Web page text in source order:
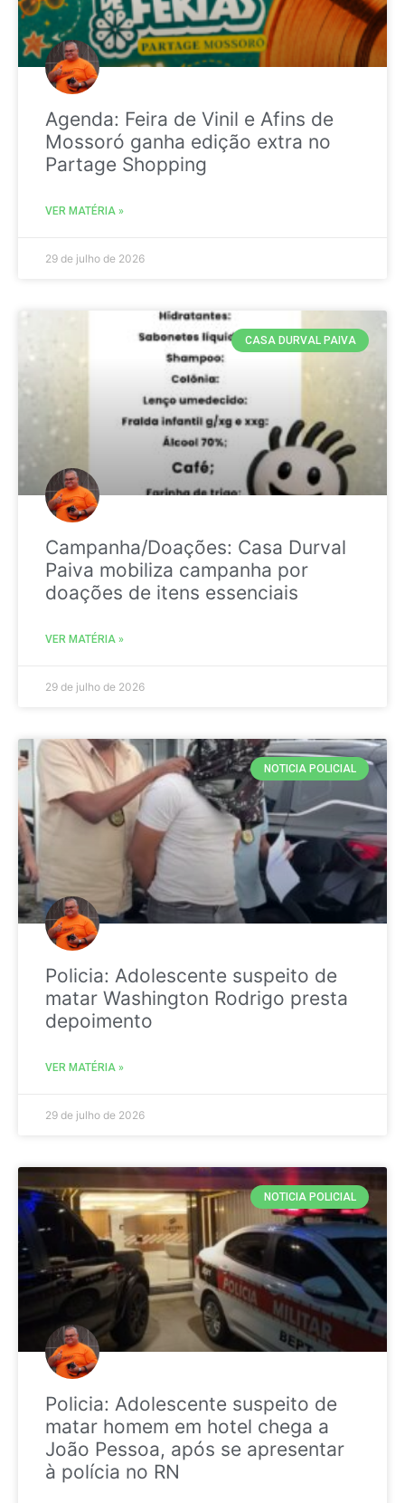
Agenda: Feira de Vinil e Afins de
Mossoró ganha edição extra no
Partage Shopping
VER MATÉRIA »
29 de julho de 2026
CASA DURVAL PAIVA
Campanha/Doações: Casa Durval
Paiva mobiliza campanha por
doações de itens essenciais
VER MATÉRIA »
29 de julho de 2026
NOTICIA POLICIAL
Policia: Adolescente suspeito de
matar Washington Rodrigo presta
depoimento
VER MATÉRIA »
29 de julho de 2026
NOTICIA POLICIAL
Policia: Adolescente suspeito de
matar homem em hotel chega a
João Pessoa, após se apresentar
à polícia no RN